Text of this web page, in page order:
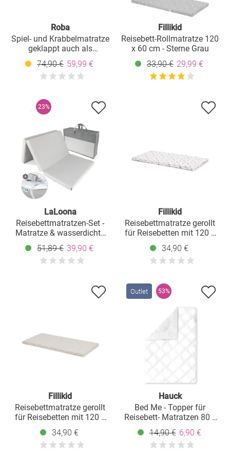
Roba
Spiel- und Krabbelmatratze
geklappt auch als
Reisbettmatratze zu
verwenden 120 x 120 cm -
Roba Style - Anthrazit
74,90 € 59,99 €
Fillikid
Reisebett-Rollmatratze 120
x 60 cm - Sterne Grau
33,90 € 29,99 €
23%
LaLoona
Reisebettmatratzen-Set -
Matratze & wasserdichte
Auflage - Grau
51,89 € 39,90 €
Fillikid
Reisebettmatratze gerollt
für Reisebetten mit 120 x
60 cm inkl. Tragetasche -
Africa - Creme
34,90 €
Fillikid
Reisebettmatratze gerollt
für Reisebetten mit 120 x
60 cm inkl. Tragetasche -
Hund - Beige
34,90 €
Outlet 53%
Hauck
Bed Me - Topper für
Reisebett- Matratzen 80 x
50 cm - White
14,90 € 6,90 €